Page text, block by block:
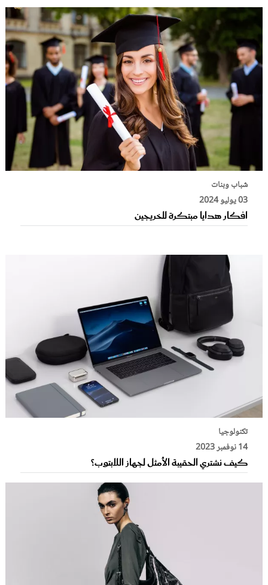
شباب وبنات
03 يوليو 2024
افكار هدايا مبتكرة للخريجين
تكنولوجيا
14 نوفمبر 2023
كيف نشتري الحقيبة الأمثل لجهاز اللابتوب؟